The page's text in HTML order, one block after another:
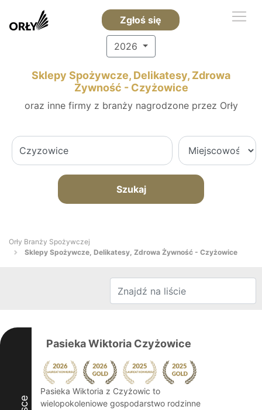
Zgłoś się
2026
Sklepy Spożywcze, Delikatesy, Zdrowa
Żywność - Czyżowice
oraz inne firmy z branży nagrodzone przez Orły
Szukaj
Orły Branży Spożywczej
Sklepy Spożywcze, Delikatesy, Zdrowa Żywność - Czyżowice
Pasieka Wiktoria Czyżowice
Pasieka Wiktoria z Czyżowic to
wielopokoleniowe gospodarstwo rodzinne